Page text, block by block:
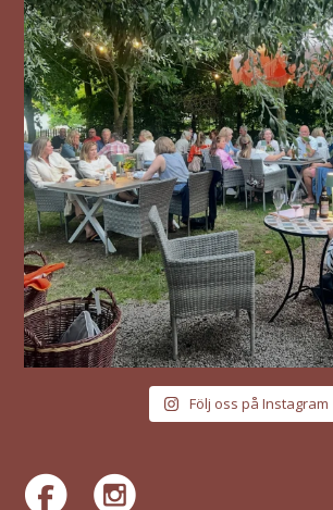
Följ oss på Instagram